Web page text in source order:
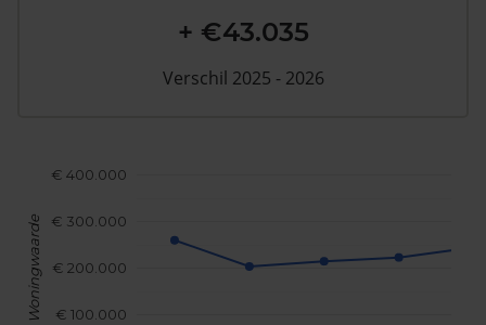
€ 100.000
€ 200.000
€ 300.000
€ 400.000
Woningwaarde
+ €43.035
Verschil 2025 - 2026